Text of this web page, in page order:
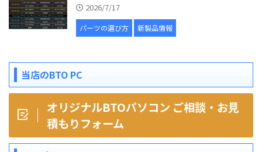
2026/7/17
パーツの選び方 新製品情報
当店のBTO PC
オリジナルBTOパソコン ご相談・お見
積もりフォーム